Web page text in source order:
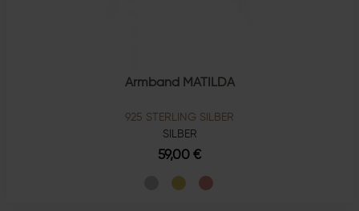
Armband MATILDA
925 STERLING SILBER
SILBER
59,00 €